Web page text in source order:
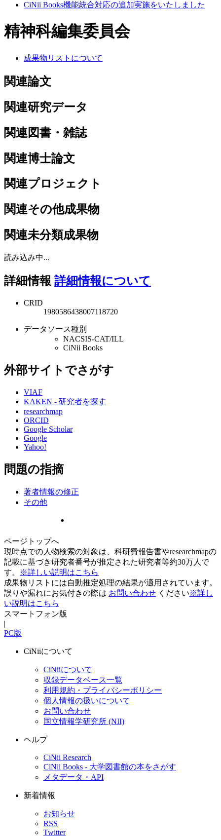
CiNii Books機能統合対応の追加実施をいたしました
精神科編集委員会
成果物リストについて
関連論文
関連研究データ
関連図書・雑誌
関連博士論文
関連プロジェクト
関連その他成果物
関連未分類成果物
読み込み中...
詳細情報 詳細情報について
CRID
1980586438007118720
データソース種別
NACSIS-CAT/ILL
CiNii Books
外部サイトでさがす
VIAF
KAKEN - 研究者を探す
researchmap
ORCID
Google Scholar
Google
Yahoo!
問題の指摘
著者情報の修正
その他
ページトップへ
現時点での人物検索の対象は、科研費報告書やresearchmapの
記載に基づき研究者番号が推定された研究者等約30万人で
す。
※詳しい説明はこちら
成果物リストには自動推定処理の結果が適用されています。
誤りや漏れにお気付きの際は お問い合わせ ください※詳し
い説明はこちら
スマートフォン版
|
PC版
CiNiiについて
CiNiiについて
収録データベース一覧
利用規約・プライバシーポリシー
個人情報の扱いについて
お問い合わせ
国立情報学研究所 (NII)
ヘルプ
CiNii Research
CiNii Books - 大学図書館の本をさがす
メタデータ・API
新着情報
お知らせ
RSS
Twitter